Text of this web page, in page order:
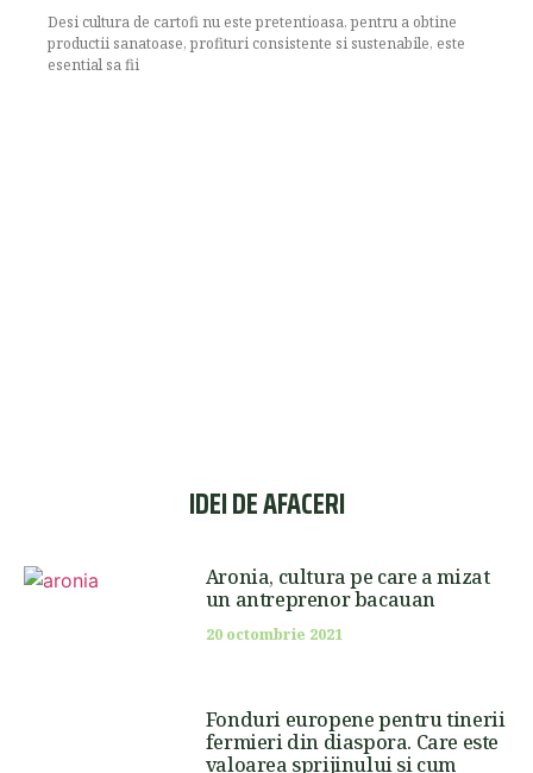
Desi cultura de cartofi nu este pretentioasa, pentru a obtine
productii sanatoase, profituri consistente si sustenabile, este
esential sa fii
IDEI DE AFACERI
Aronia, cultura pe care a mizat
un antreprenor bacauan
20 octombrie 2021
Fonduri europene pentru tinerii
fermieri din diaspora. Care este
valoarea sprijinului si cum